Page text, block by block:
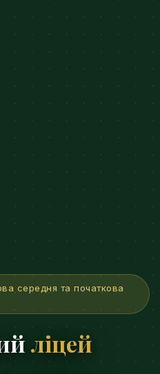
середня та початкова
ліцей